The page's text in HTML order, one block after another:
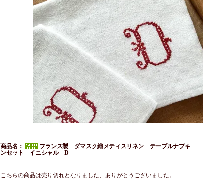
商品名：
フランス製 ダマスク織メティスリネン テーブルナプキ
ンセット イニシャル D
こちらの商品は売り切れとなりました、ありがとうございました。